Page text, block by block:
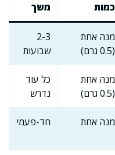
כמות משך
מנה אחת
(0.5 גרם)
2-3
שבועות
מנה אחת
(0.5 גרם)
כל עוד
נדרש
מנה אחת חד-פעמי